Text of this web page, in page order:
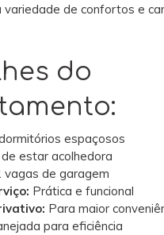
variedade de confortos e
do
espaçosos
estar acolhedora
vagas de garagem
Prática e funcional
Para maior
para eficiência